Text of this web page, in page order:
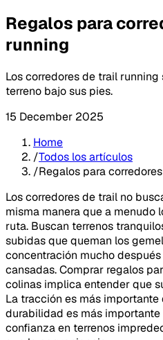
Regalos para
running
Los corredores de trail
terreno bajo sus pies.
15 December 2025
Home
/Todos los artículos
/Regalos para
Los corredores de trail no
misma manera que a menudo
ruta. Buscan terrenos
subidas que queman los
concentración mucho
cansadas. Comprar regalos
colinas implica entender que
La tracción es más
durabilidad es más
confianza en terrenos